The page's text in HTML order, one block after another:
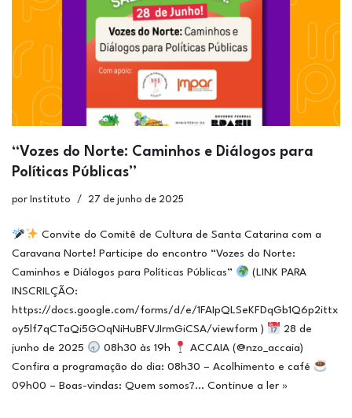
“Vozes do Norte: Caminhos e Diálogos para
Políticas Públicas”
por Instituto 27 de junho de 2025
Convite do Comitê de Cultura de Santa Catarina com a
Caravana Norte! Participe do encontro “Vozes do Norte:
Caminhos e Diálogos para Políticas Públicas”
(LINK PARA
INSCRILÇÃO:
https://docs.google.com/forms/d/e/1FAIpQLSeKFDqGb1Q6p2ittx
oy5lf7qCTaQi5GOqNiHuBFVJIrmGiCSA/viewform )
28 de
junho de 2025
08h30 às 19h
ACCAIA (@nzo_accaia)
Confira a programação do dia: 08h30 – Acolhimento e café
09h00 – Boas-vindas: Quem somos?… Continue a ler »